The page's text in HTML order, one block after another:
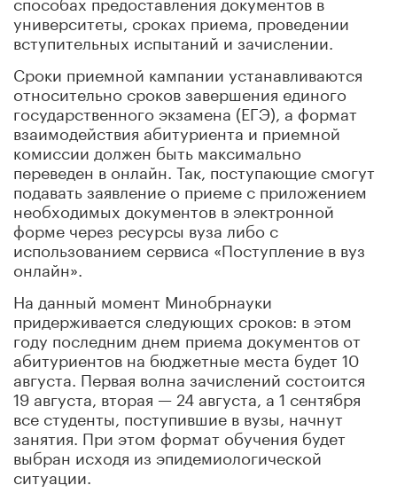
университеты, сроках приема, проведении
вступительных испытаний и зачислении.
Сроки приемной кампании устанавливаются
относительно сроков завершения единого
государственного экзамена (ЕГЭ), а формат
взаимодействия абитуриента и приемной
комиссии должен быть максимально
переведен в онлайн. Так, поступающие смогут
подавать заявление о приеме с приложением
необходимых документов в электронной
форме через ресурсы вуза либо с
использованием сервиса «Поступление в вуз
онлайн».
На данный момент Минобрнауки
придерживается следующих сроков: в этом
году последним днем приема документов от
абитуриентов на бюджетные места будет 10
августа. Первая волна зачислений состоится
19 августа, вторая — 24 августа, а 1 сентября
все студенты, поступившие в вузы, начнут
занятия. При этом формат обучения будет
выбран исходя из эпидемиологической
ситуации.